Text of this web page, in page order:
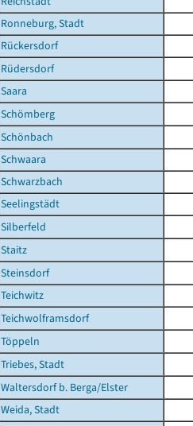
Ronneburg, Stadt
Rückersdorf
Rüdersdorf
Saara
Schömberg
Schönbach
Schwaara
Schwarzbach
Seelingstädt
Silberfeld
Staitz
Steinsdorf
Teichwitz
Teichwolframsdorf
Töppeln
Triebes, Stadt
Waltersdorf b. Berga/Elster
Weida, Stadt